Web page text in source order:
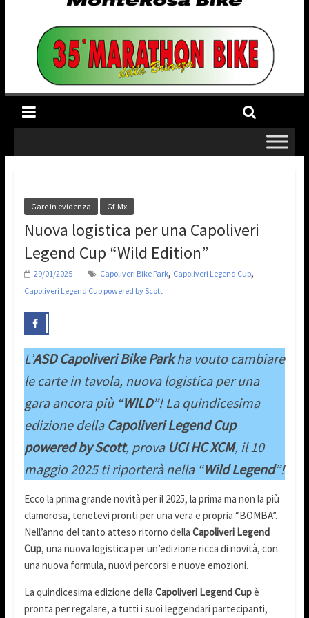
Gare in evidenza Gf-Mx
Nuova logistica per una Capoliveri
Legend Cup “Wild Edition”
29/01/2025 Capoliveri Bike Park, Capoliveri Legend Cup,
Capoliveri Legend Cup powered by Scott
L’ASD Capoliveri Bike Parkha vouto cambiare
le carte in tavola, nuova logistica per una
gara ancora più “WILD”! La quindicesima
edizione della Capoliveri Legend Cup
powered by Scott, prova UCI HC XCM, il 10
maggio 2025 ti riporterà nella “Wild Legend”!
Ecco la prima grande novità per il 2025, la prima ma non la più
clamorosa, tenetevi pronti per una vera e propria “BOMBA”.
Nell’anno del tanto atteso ritorno della Capoliveri Legend
Cup, una nuova logistica per un’edizione ricca di novità, con
una nuova formula, nuovi percorsi e nuove emozioni.
La quindicesima edizione della Capoliveri Legend Cupè
pronta per regalare, a tutti i suoi leggendari partecipanti,